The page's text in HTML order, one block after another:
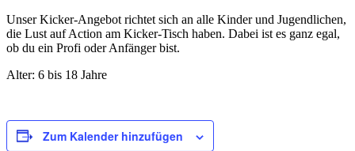
Unser Kicker-Angebot richtet sich an alle Kinder und Jugendlichen,
die Lust auf Action am Kicker-Tisch haben. Dabei ist es ganz egal,
ob du ein Profi oder Anfänger bist.
Alter: 6 bis 18 Jahre
Zum Kalender hinzufügen